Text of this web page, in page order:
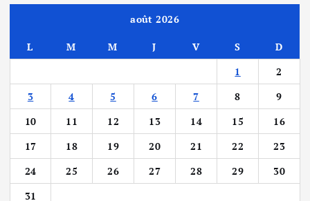
août 2026
L M M J V S
D
1
2
3
4 5 6 7 8
9
10
11 12 13 14 15
16
17
18 19 20 21 22
23
24
25 26 27 28 29
30
31